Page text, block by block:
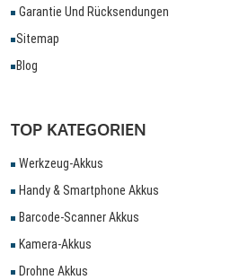
Garantie Und Rücksendungen
Sitemap
Blog
TOP KATEGORIEN
Werkzeug-Akkus
Handy & Smartphone Akkus
Barcode-Scanner Akkus
Kamera-Akkus
Drohne Akkus